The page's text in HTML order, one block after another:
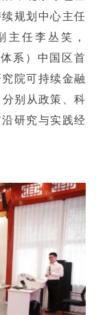
规划中心主任
任李丛笑，
系）中国区首
院可持续金融
别从政策、科
研究与实践经